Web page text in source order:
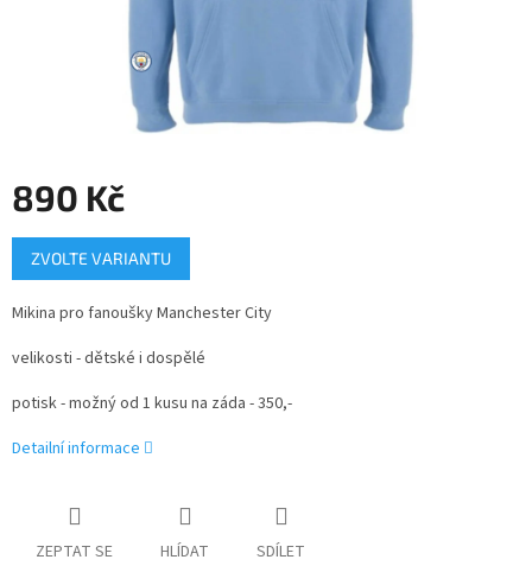
890 Kč
Měrná
cena:
ZVOLTE VARIANTU
Mikina pro fanoušky Manchester City
velikosti - dětské i dospělé
potisk - možný od 1 kusu na záda - 350,-
Detailní informace
ZEPTAT SE HLÍDAT SDÍLET